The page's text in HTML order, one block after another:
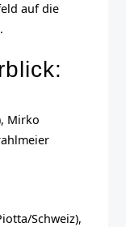
auf die
Mirko
Schweiz),